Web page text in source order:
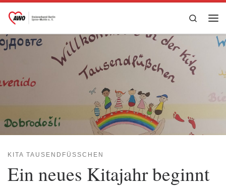
Zum Inhalt springen
Search
KITA TAUSENDFÜSSCHEN
Ein neues Kitajahr beginnt